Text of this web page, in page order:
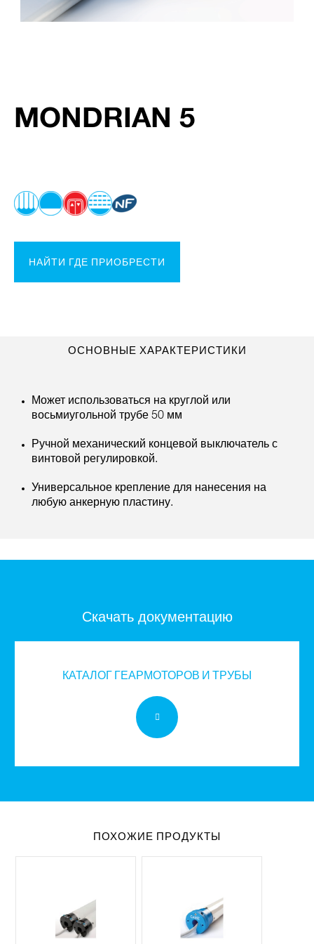
MONDRIAN 5
НАЙТИ ГДЕ ПРИОБРЕСТИ
ОСНОВНЫЕ ХАРАКТЕРИСТИКИ
Может использоваться на круглой или
восьмиугольной трубе 50 мм
Ручной механический концевой выключатель с
винтовой регулировкой.
Универсальное крепление для нанесения на
любую анкерную пластину.
Скачать документацию
КАТАЛОГ ГЕАРМОТОРОВ И ТРУБЫ
ПОХОЖИЕ ПРОДУКТЫ